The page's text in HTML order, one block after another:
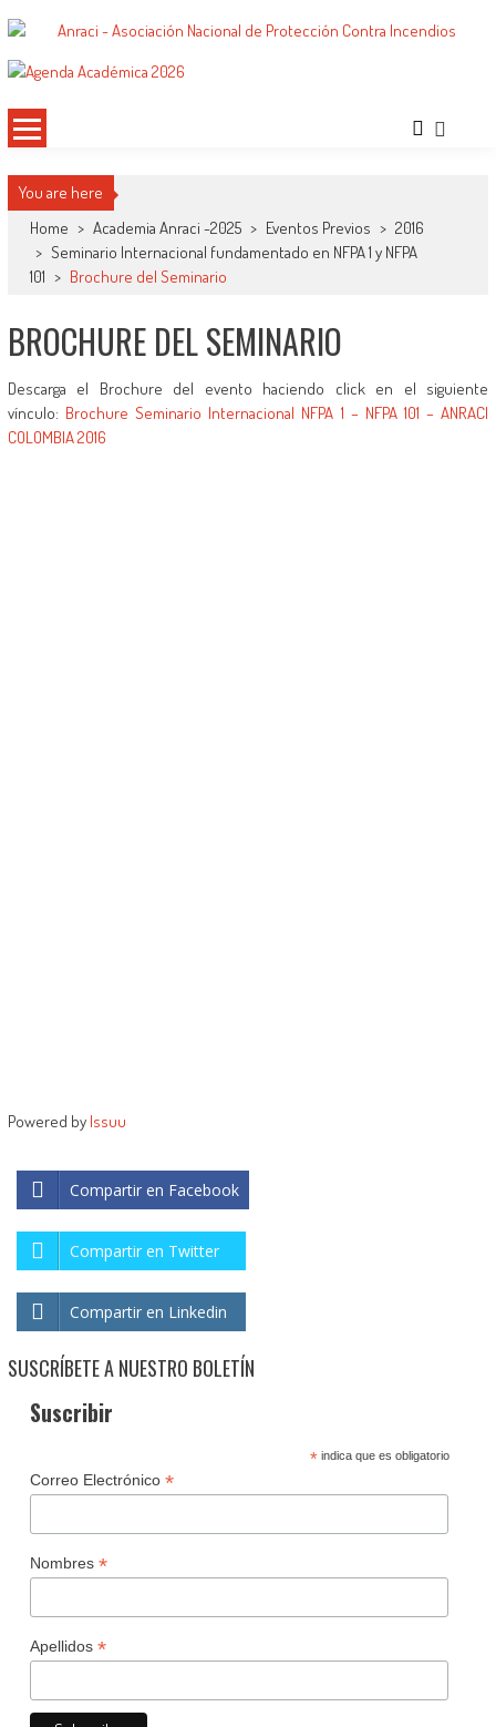
al
contenidoANRACI – Asociación Nacional de
Condiciones de Protección Contra Incendios para Nuestra Sociedad
You are here
Home > Academia Anraci -2025 > Eventos Previos > 2016
> Seminario Internacional fundamentado en NFPA 1 y NFPA
101 > Brochure del Seminario
BROCHURE DEL SEMINARIO
Descarga el Brochure del evento haciendo click en el siguiente
vínculo: Brochure Seminario Internacional NFPA 1 – NFPA 101 – ANRACI
COLOMBIA 2016
Powered by Issuu
Compartir en Facebook
Compartir en Twitter
Compartir en Linkedin
SUSCRÍBETE A NUESTRO BOLETÍN
Suscribir
*indica que es obligatorio
Correo Electrónico *
Nombres *
Apellidos *